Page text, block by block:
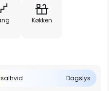
Køkken
Dagslys